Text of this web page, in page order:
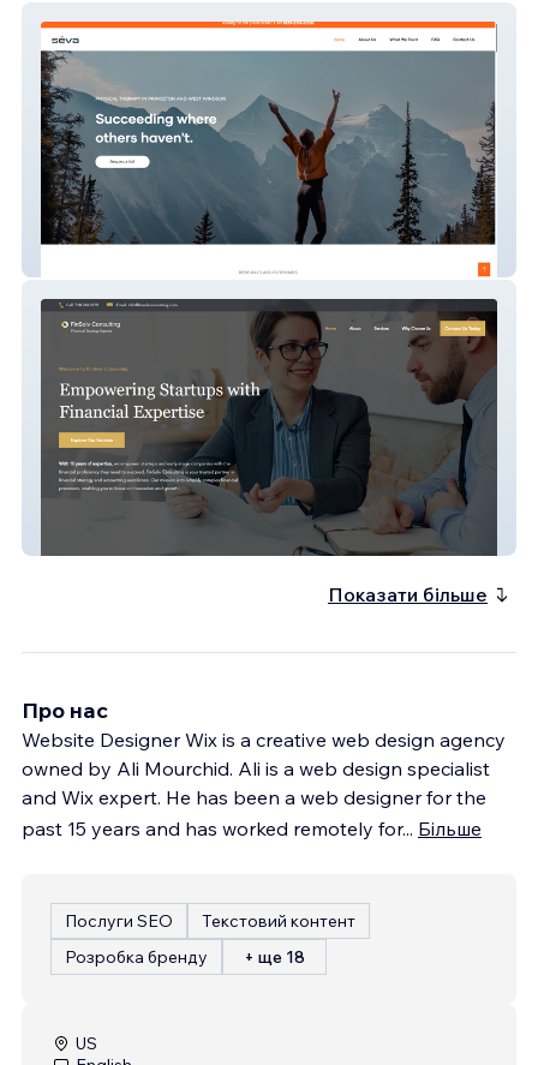
Показати більше
Про нас
Website Designer Wix is a creative web design agency
owned by Ali Mourchid. Ali is a web design specialist
and Wix expert. He has been a web designer for the
past 15 years and has worked remotely for... Більше
Послуги SEO
Текстовий контент
Розробка бренду
+ ще 18
US